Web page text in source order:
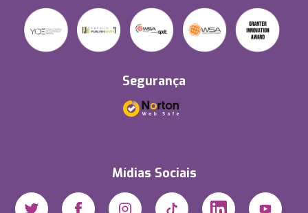
Segurança
Mídias Sociais